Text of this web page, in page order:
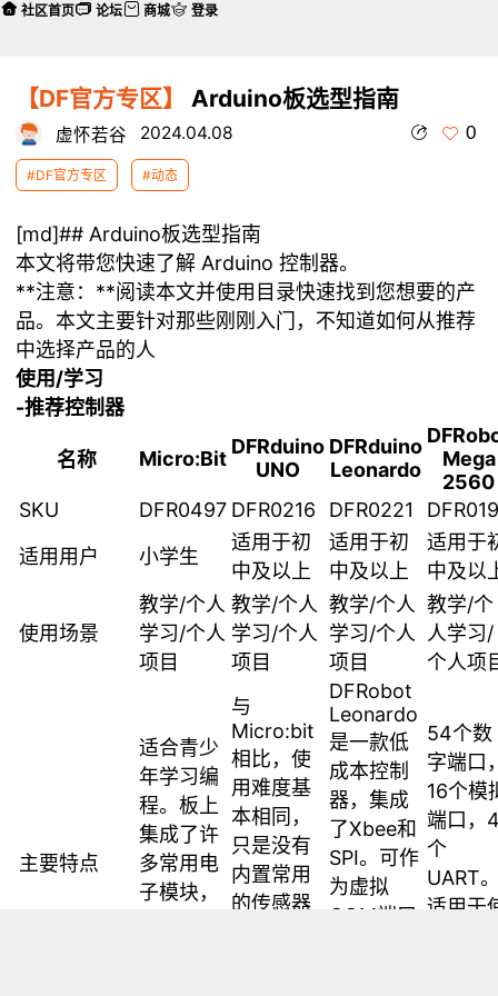
【DF官方专区】 Arduino板选型指南
虚怀若谷 2024.04.08 0
#DF官方专区 #动态
[md]## Arduino板选型指南
本文将带您快速了解 Arduino 控制器。
**注意：**阅读本文并使用目录快速找到您想要的产
品。本文主要针对那些刚刚入门，不知道如何从推荐
中选择产品的人
使用/学习
-推荐控制器
名称 Micro:Bit
DFRduino
UNO
DFRduino
Leonardo
Mega
2560
SKU
DFR0497 DFR0216 DFR0221
适用用户
小学生
适用于初
中及以上
适用于初
中及以上
适用于
中及以
使用场景
教学/个人
学习/个人
项目
教学/个人
学习/个人
项目
教学/个人
学习/个人
项目
教学/个
人学习/
个人项
主要特点
适合青少
年学习编
程。板上
集成了许
多常用电
子模块，
与
Micro:bit
相比，使
用难度基
本相同，
只是没有
内置常用
的传感器
DFRobot
Leonardo
是一款低
成本控制
器，集成
了Xbee和
SPI。可作
为虚拟
COM端口
54个数
字端口
16个模
端口，
个
UART
适用于
社区首页 论坛 商城 登录